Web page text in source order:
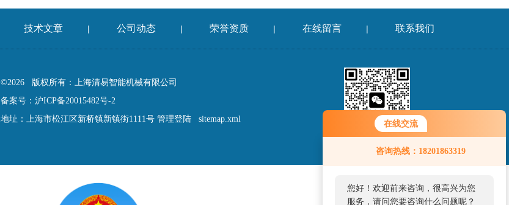
在线交流
咨询热线：18201863319
您好！欢迎前来咨询，很高兴为您
服务，请问您要咨询什么问题呢？
技术文章 | 公司动态 | 荣誉资质 | 在线留言 | 联系我们
©2026 版权所有：上海清易智能机械有限公司
备案号：沪ICP备20015482号-2
地址：上海市松江区新桥镇新镇街1111号 管理登陆 sitemap.xml